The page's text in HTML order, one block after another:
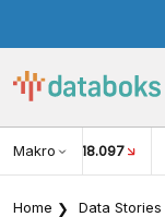
Makro
USD/IDR 18.097
Home Data Stories